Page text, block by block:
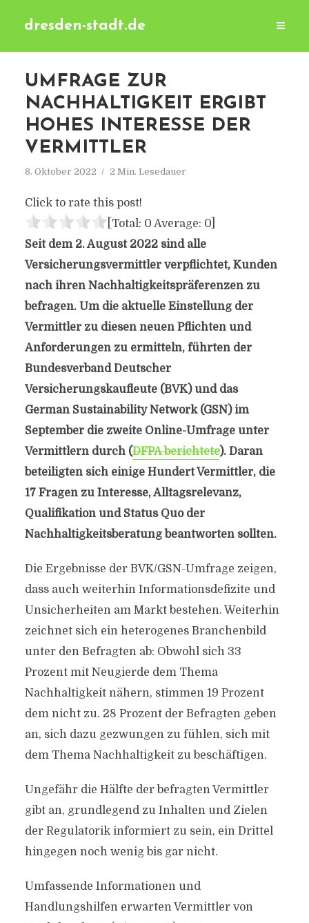
dresden-stadt.de
UMFRAGE ZUR
NACHHALTIGKEIT ERGIBT
HOHES INTERESSE DER
VERMITTLER
8. Oktober 2022 2 Min. Lesedauer
Click to rate this post!
[Total: 0 Average: 0]
Seit dem 2. August 2022 sind alle
Versicherungsvermittler verpflichtet, Kunden
nach ihren Nachhaltigkeitspräferenzen zu
befragen. Um die aktuelle Einstellung der
Vermittler zu diesen neuen Pflichten und
Anforderungen zu ermitteln, führten der
Bundesverband Deutscher
Versicherungskaufleute (BVK) und das
German Sustainability Network (GSN) im
September die zweite Online-Umfrage unter
Vermittlern durch (DFPA berichtete). Daran
beteiligten sich einige Hundert Vermittler, die
17 Fragen zu Interesse, Alltagsrelevanz,
Qualifikation und Status Quo der
Nachhaltigkeitsberatung beantworten sollten.
Die Ergebnisse der BVK/GSN-Umfrage zeigen,
dass auch weiterhin Informationsdefizite und
Unsicherheiten am Markt bestehen. Weiterhin
zeichnet sich ein heterogenes Branchenbild
unter den Befragten ab: Obwohl sich 33
Prozent mit Neugierde dem Thema
Nachhaltigkeit nähern, stimmen 19 Prozent
dem nicht zu. 28 Prozent der Befragten geben
an, sich dazu gezwungen zu fühlen, sich mit
dem Thema Nachhaltigkeit zu beschäftigen.
Ungefähr die Hälfte der befragten Vermittler
gibt an, grundlegend zu Inhalten und Zielen
der Regulatorik informiert zu sein, ein Drittel
hingegen noch wenig bis gar nicht.
Umfassende Informationen und
Handlungshilfen erwarten Vermittler von